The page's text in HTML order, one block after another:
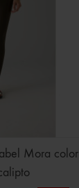
Mora color